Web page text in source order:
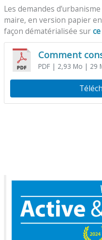
Les demandes
maire, en version papier
façon dématérialisée sur
Comment
PDF| 2,93 Mo | 29